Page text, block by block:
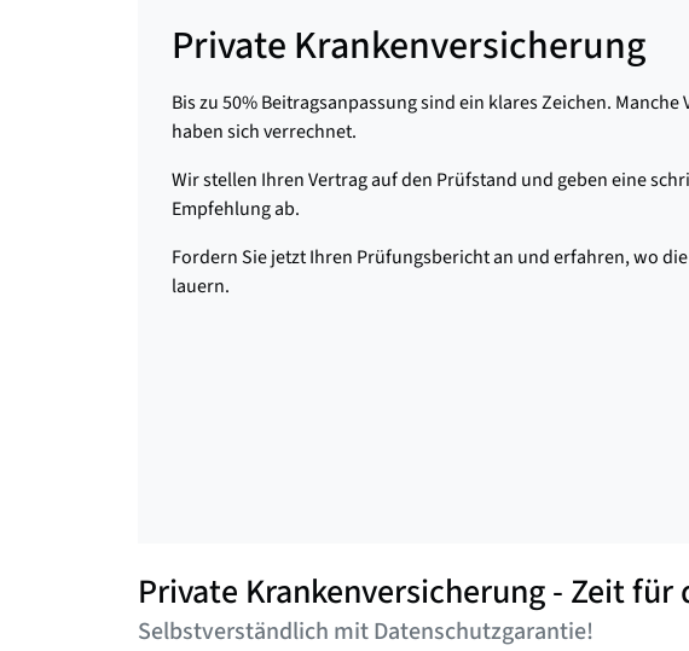
Private Krankenversicherung
Bis zu 50% Beitragsanpassung sind ein klares Zeichen. Manche
haben sich verrechnet.
Wir stellen Ihren Vertrag auf den Prüfstand und geben eine
Empfehlung ab.
Fordern Sie jetzt Ihren Prüfungsbericht an und erfahren, wo
lauern.
Private Krankenversicherung - Zeit für
Selbstverständlich mit Datenschutzgarantie!